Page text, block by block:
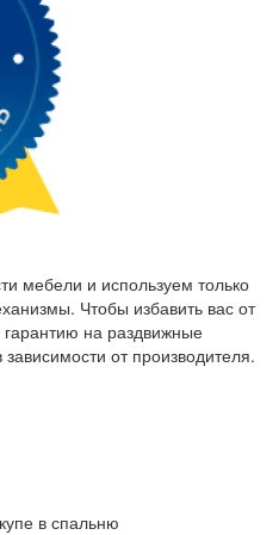
мебели и используем только
Чтобы избавить вас от
на раздвижные
от производителя.
в спальню